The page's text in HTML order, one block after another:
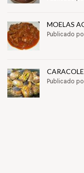
MOELAS
Publicado
Publicado